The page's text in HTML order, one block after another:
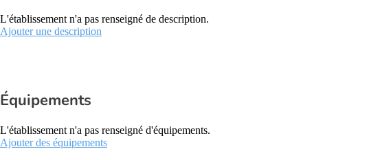
L'établissement n'a pas renseigné de description.
Ajouter une description
Équipements
L'établissement n'a pas renseigné d'équipements.
Ajouter des équipements